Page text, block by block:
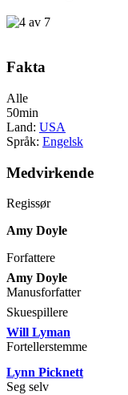
Fakta
Alle
50min
Land: USA
Språk: Engelsk
Medvirkende
Regissør
Amy Doyle
Forfattere
Amy Doyle
Manusforfatter
Skuespillere
Will Lyman
Fortellerstemme
Lynn Picknett
Seg selv